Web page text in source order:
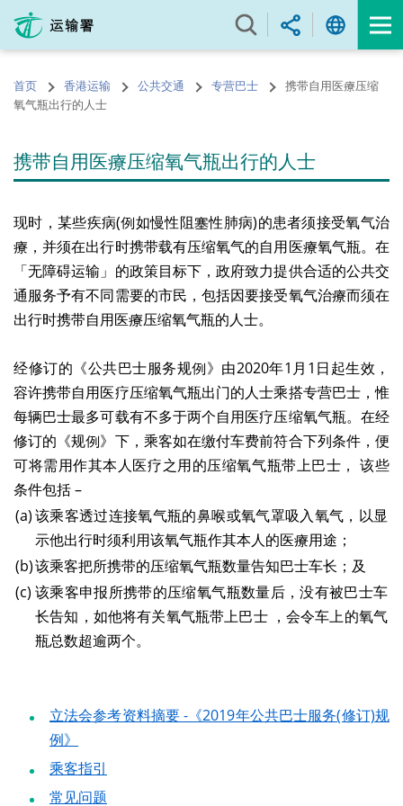
内
的
开
首页 香港运输 公共交通 专营巴士
携带自用医療压缩
氧气瓶出行的人士
携带自用医療压缩氧气瓶出行的人士
现时，某些疾病(例如慢性阻塞性肺病)的患者须接受氧气治
療，并须在出行时携带载有压缩氧气的自用医療氧气瓶。在
「无障碍运输」的政策目标下，政府致力提供合适的公共交
通服务予有不同需要的市民，包括因要接受氧气治療而须在
出行时携带自用医療压缩氧气瓶的人士。
经修订的《公共巴士服务规例》由2020年1月1日起生效，
容许携带自用医疗压缩氧气瓶出门的人士乘搭专营巴士，惟
每辆巴士最多可载有不多于两个自用医疗压缩氧气瓶。在经
修订的《规例》下，乘客如在缴付车费前符合下列条件，便
可将需用作其本人医疗之用的压缩氧气瓶带上巴士， 该些
条件包括 –
(a)该乘客透过连接氧气瓶的鼻喉或氧气罩吸入氧气，以显
示他出行时须利用该氧气瓶作其本人的医療用途；
(b)该乘客把所携带的压缩氧气瓶数量告知巴士车长；及
(c) 该乘客申报所携带的压缩氧气瓶数量后，没有被巴士车
长告知，如他将有关氧气瓶带上巴士 ，会令车上的氧气
瓶总数超逾两个。
立法会参考资料摘要 -《2019年公共巴士服务(修订)规
例》
乘客指引
常见问题